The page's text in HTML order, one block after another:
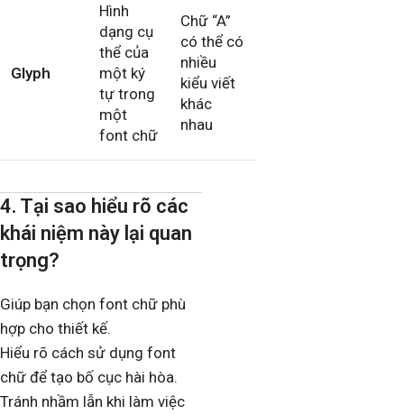
Glyph
Hình
dạng cụ
thể của
một ký
tự trong
một
font chữ
Chữ “A”
có thể có
nhiều
kiểu viết
khác
nhau
4. Tại sao hiểu rõ các
khái niệm này lại quan
trọng?
Giúp bạn chọn font chữ phù
hợp cho thiết kế.
Hiểu rõ cách sử dụng font
chữ để tạo bố cục hài hòa.
Tránh nhầm lẫn khi làm việc